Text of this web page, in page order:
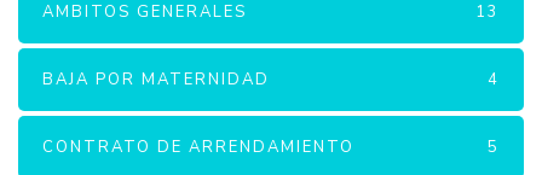
AMBITOS GENERALES 13
BAJA POR MATERNIDAD 4
CONTRATO DE ARRENDAMIENTO 5